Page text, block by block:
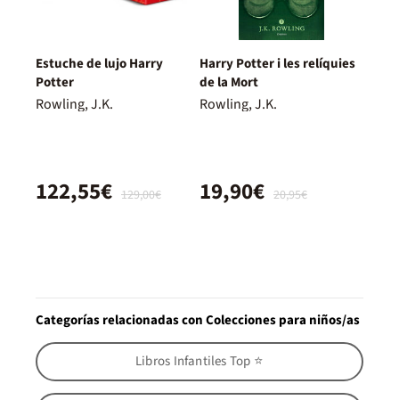
Estuche de lujo Harry
Potter
Rowling, J.K.
129,00€
122,55€
Harry Potter i les relíquies
de la Mort
Rowling, J.K.
20,95€
19,90€
Categorías relacionadas con Colecciones para niños/as
Libros Infantiles Top ⭐